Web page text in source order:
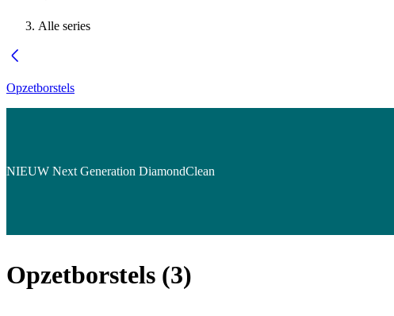
Alle series
Opzetborstels
NIEUW Next Generation DiamondClean
Opzetborstels (3)